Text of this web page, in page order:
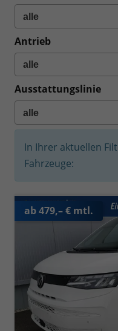
Antrieb
Ausstattungslinie
In Ihrer aktuellen
Fahrzeuge:
ab 479,– € mtl.